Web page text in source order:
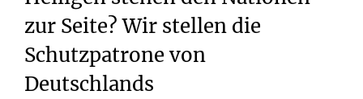
zur Seite? Wir stellen die
Schutzpatrone von
Deutschlands